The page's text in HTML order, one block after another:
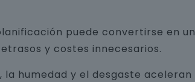
puede convertirse en un
y costes innecesarios.
la humedad y el desgaste aceleran